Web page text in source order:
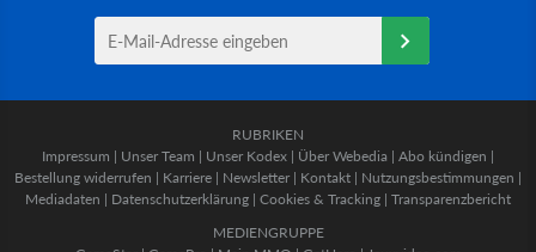
RUBRIKEN
Impressum | Unser Team | Unser Kodex | Über Webedia | Abo kündigen |
Bestellung widerrufen | Karriere | Newsletter | Kontakt | Nutzungsbestimmungen |
Mediadaten | Datenschutzerklärung | Cookies & Tracking | Transparenzbericht
MEDIENGRUPPE